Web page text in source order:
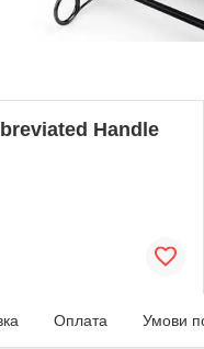
Handle
Оплата Умови